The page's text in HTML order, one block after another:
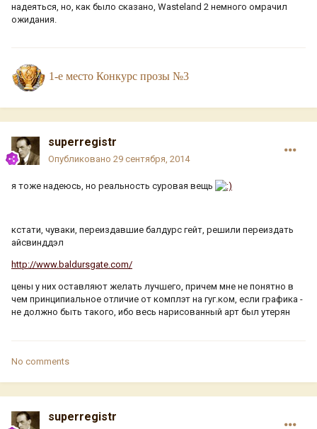
надеяться, но, как было сказано, Wasteland 2 немного омрачил
ожидания.
1-е место Конкурс прозы №3
superregistr
Опубликовано 29 сентября, 2014
я тоже надеюсь, но реальность суровая вещь
кстати, чуваки, переиздавшие балдурс гейт, решили переиздать
айсвинддэл
http://www.baldursgate.com/
цены у них оставляют желать лучшего, причем мне не понятно в
чем принципиальнoe oтличие от комплэт на гуг.ком, если графика -
не должно быть такого, ибо весь нарисованный арт был утерян
No comments
superregistr